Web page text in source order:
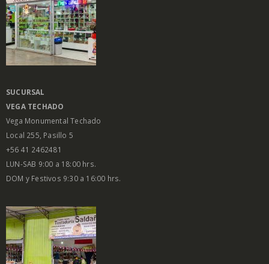
SUCURSAL
VEGA TECHADO
Vega Monumental Techado
Local 255, Pasillo 5
+56 41 2462481
LUN-SAB 9:00 a 18:00 hrs.
DOM y Festivos 9:30 a 16:00 hrs.